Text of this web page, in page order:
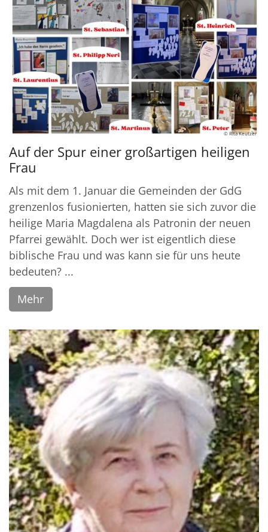
© Rita Keutzer
Auf der Spur einer großartigen heiligen
Frau
Als mit dem 1. Januar die Gemeinden der GdG
grenzenlos fusionierten, hatten sie sich zuvor die
heilige Maria Magdalena als Patronin der neuen
Pfarrei gewählt. Doch wer ist eigentlich diese
biblische Frau und was kann sie für uns heute
bedeuten? ...
Mehr